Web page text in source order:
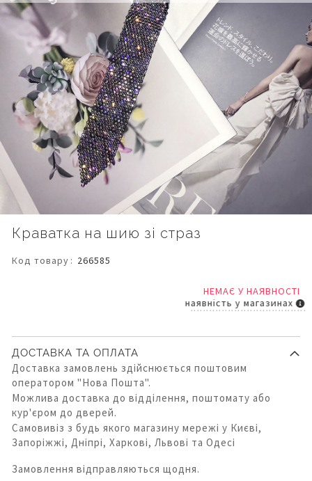
Краватка на шию зі страз
Код товару 266585
НЕМАЄ У НАЯВНОСТІ
наявність у магазинах
галереї
ДОСТАВКА ТА ОПЛАТА
Доставка замовлень здійснюється поштовим
оператором "Нова Пошта".
Можлива доставка до відділення, поштомату або
кур'єром до дверей.
Самовивіз з будь якого магазину мережі у Києві,
Запоріжжі, Дніпрі, Харкові, Львові та Одесі
Замовлення відправляються щодня.